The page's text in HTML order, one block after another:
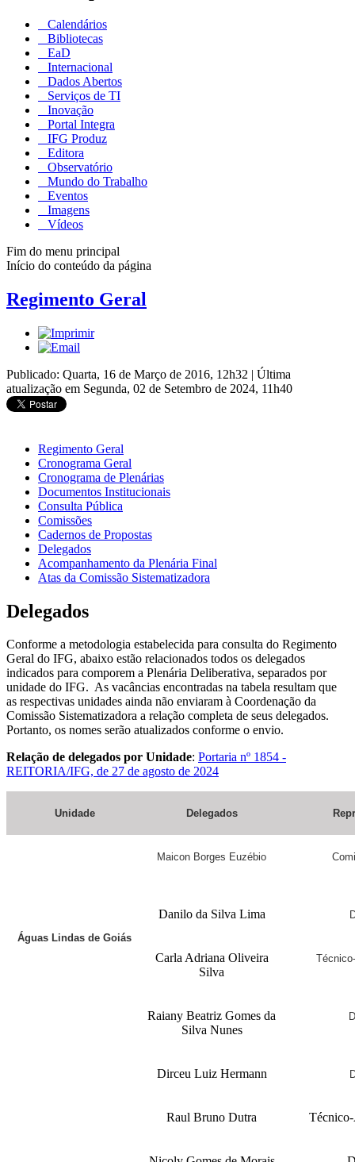
Calendários
Bibliotecas
EaD
Internacional
Dados Abertos
Serviços de TI
Inovação
Portal Integra
IFG Produz
Editora
Observatório
Mundo do Trabalho
Eventos
Imagens
Vídeos
Fim do menu principal
Início do conteúdo da página
Regimento Geral
Publicado: Quarta, 16 de Março de 2016, 12h32 | Última
atualização em Segunda, 02 de Setembro de 2024, 11h40
Regimento Geral
Cronograma Geral
Cronograma de Plenárias
Documentos Institucionais
Consulta Pública
Comissões
Cadernos de Propostas
Delegados
Acompanhamento da Plenária Final
Atas da Comissão Sistematizadora
Delegados
Conforme a metodologia estabelecida para consulta do Regimento
Geral do IFG, abaixo estão relacionados todos os delegados
indicados para comporem a Plenária Deliberativa, separados por
unidade do IFG. As vacâncias encontradas na tabela resultam que
as respectivas unidades ainda não enviaram à Coordenação da
Comissão Sistematizadora a relação completa de seus delegados.
Portanto, os nomes serão atualizados conforme o envio.
Relação de delegados por Unidade: Portaria nº 1854 -
REITORIA/IFG, de 27 de agosto de 2024
Unidade Delegados
Águas Lindas de Goiás
Maicon Borges Euzébio
Danilo da Silva Lima
Carla Adriana Oliveira
Silva
Raiany Beatriz Gomes da
Silva Nunes
Dirceu Luiz Hermann
Raul Bruno Dutra